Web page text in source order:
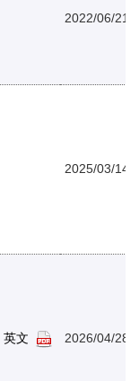
2022/06/21
2025/03/14
英文 2026/04/28